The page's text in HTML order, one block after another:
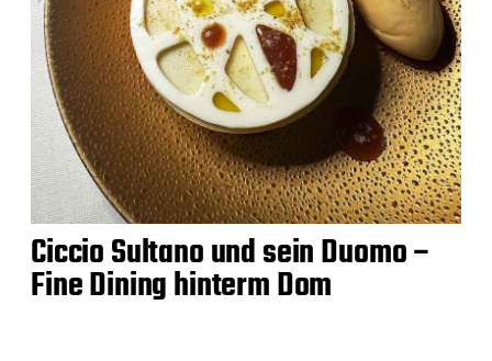
Ciccio Sultano und sein Duomo –
Fine Dining hinterm Dom